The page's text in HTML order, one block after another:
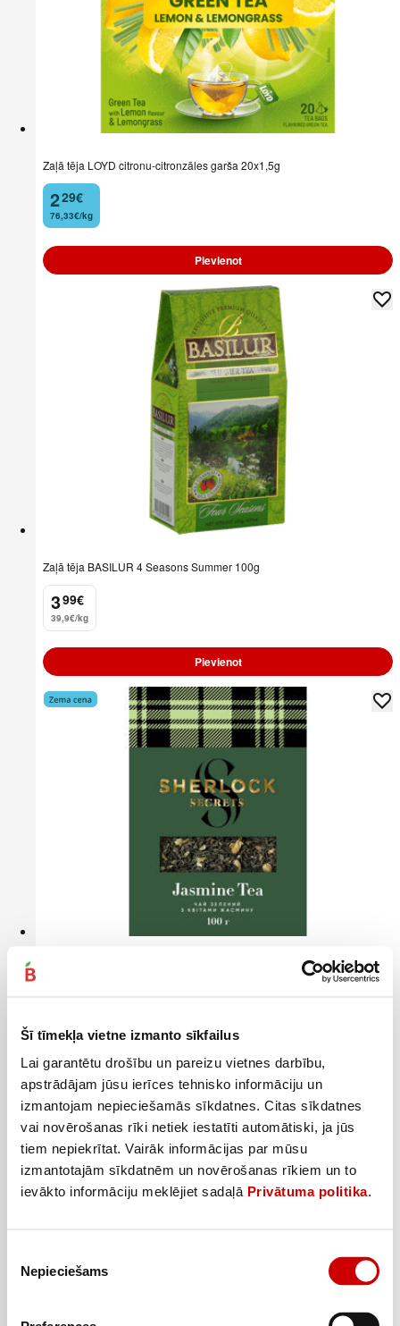
Šī tīmekļa vietne izmanto sīkfailus
Lai garantētu drošību un pareizu vietnes darbību,
apstrādājam jūsu ierīces tehnisko informāciju un
izmantojam nepieciešamās sīkdatnes. Citas sīkdatnes
vai novērošanas rīki netiek iestatīti automātiski, ja jūs
tiem nepiekrītat. Vairāk informācijas par mūsu
izmantotajām sīkdatnēm un novērošanas rīkiem un to
ievākto informāciju meklējiet sadaļā Privātuma politika.
izvēle
Nepieciešams
Zaļā tēja LOYD citronu-citronzāles garša 20x1,5g
2
. 29€
76,33€/kg
Pievienot
Zaļā tēja BASILUR 4 Seasons Summer 100g
3
. 99€
39,9€/kg
Pievienot
Pievienot